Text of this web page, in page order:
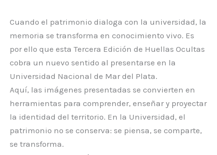
Cuando el patrimonio dialoga con la universidad, la
memoria se transforma en conocimiento vivo. Es
por ello que esta Tercera Edición de Huellas Ocultas
cobra un nuevo sentido al presentarse en la
Universidad Nacional de Mar del Plata.
Aquí, las imágenes presentadas se convierten en
herramientas para comprender, enseñar y proyectar
la identidad del territorio. En la Universidad, el
patrimonio no se conserva: se piensa, se comparte,
se transforma.